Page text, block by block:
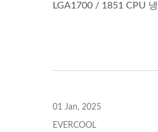
LGA1700 / 1851 CPU
01 Jan, 2025
EVERCOOL